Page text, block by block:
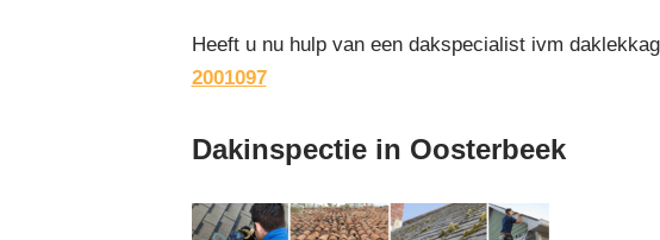
Heeft u nu hulp van een dakspecialist ivm
2001097
Dakinspectie in Oosterbeek